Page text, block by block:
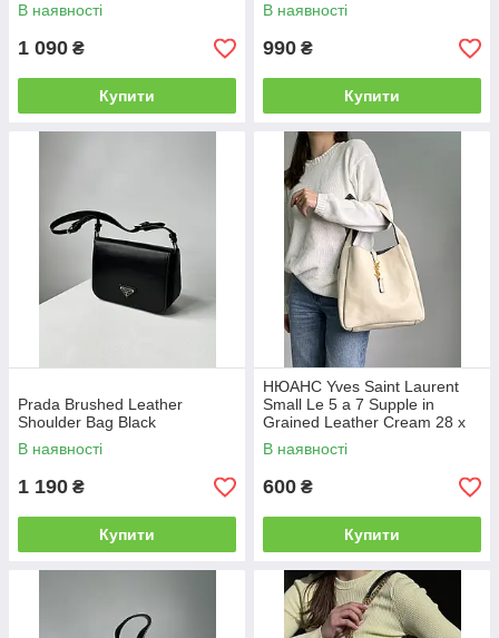
В наявності
1 090 ₴
Купити
В наявності
990 ₴
Купити
Prada Brushed Leather
Shoulder Bag Black
В наявності
1 190 ₴
Купити
НЮАНС Yves Saint Laurent
Small Le 5 a 7 Supple in
Grained Leather Cream 28 х
28 х 8 см
В наявності
600 ₴
Купити